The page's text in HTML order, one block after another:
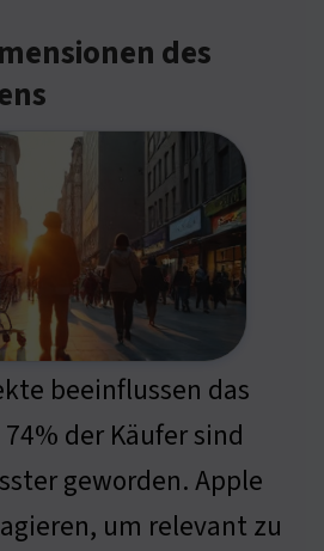
des
beeinflussen das
der Käufer sind
geworden. Apple
um relevant zu